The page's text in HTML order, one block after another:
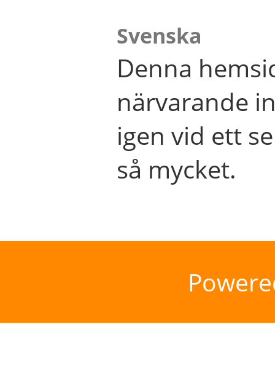
Svenska
Denna
närvarande
igen vid ett
så mycket.